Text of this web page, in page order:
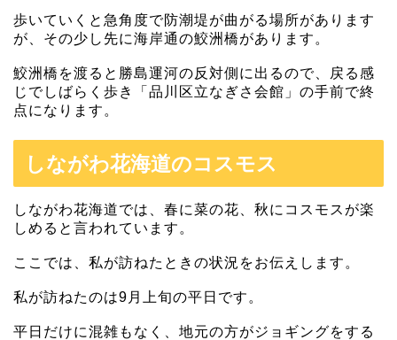
歩いていくと急角度で防潮堤が曲がる場所があります
が、その少し先に海岸通の鮫洲橋があります。
鮫洲橋を渡ると勝島運河の反対側に出るので、戻る感
じでしばらく歩き「品川区立なぎさ会館」の手前で終
点になります。
しながわ花海道のコスモス
しながわ花海道では、春に菜の花、秋にコスモスが楽
しめると言われています。
ここでは、私が訪ねたときの状況をお伝えします。
私が訪ねたのは9月上旬の平日です。
平日だけに混雑もなく、地元の方がジョギングをする